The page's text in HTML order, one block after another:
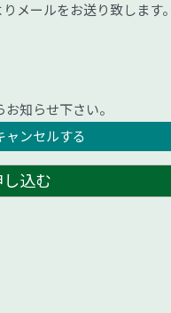
メールをお送り致します
知らせ下さい。
ャンセルする
し込む